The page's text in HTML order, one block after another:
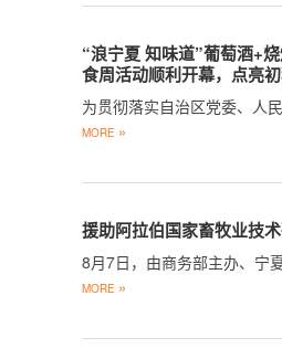
“浪宁夏 知味道”葡萄酒+
食周活动顺利开幕，点亮
为贯彻落实自治区党委、人
MORE »
援助阿拉伯国家畜牧业技
8月7日，由商务部主办、宁
MORE »